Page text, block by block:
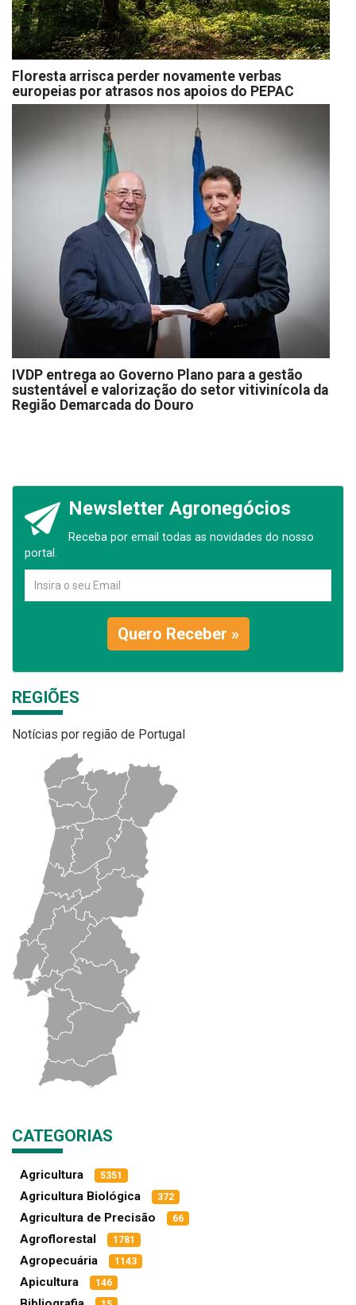
Floresta arrisca perder novamente verbas
europeias por atrasos nos apoios do PEPAC
IVDP entrega ao Governo Plano para a gestão
sustentável e valorização do setor vitivinícola da
Região Demarcada do Douro
Newsletter Agronegócios
Receba por email todas as novidades do nosso
portal.
Quero Receber »
REGIÕES
Notícias por região de Portugal
CATEGORIAS
Agricultura 5351
Agricultura Biológica 372
Agricultura de Precisão 66
Agroflorestal 1781
Agropecuária 1143
Apicultura 146